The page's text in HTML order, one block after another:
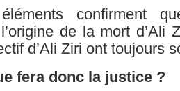
confirment
de la mort d’Ali
d’Ali Ziri ont toujours
fera donc la justice ?